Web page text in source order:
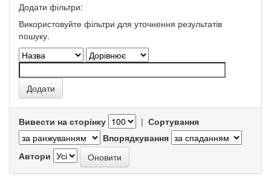
Додати фільтри:
Використовуйте фільтри для уточнення результатів
пошуку.
Вивести на сторінку | Сортування
Впорядкування
Автори